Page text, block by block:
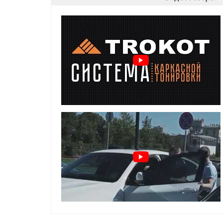
быстрая установка и снятие
Преимущества шторок для Lada
задержка солнечных лучей
предотвращение нагрева салона
защита от посторонних взглядов
защита от насекомых, пыли и пуха
Особенности и установка:
держатся на магнитах, установленных в
элементарная установка и снятие
не слетают от опускания стекла
не слетают на высокой скорости